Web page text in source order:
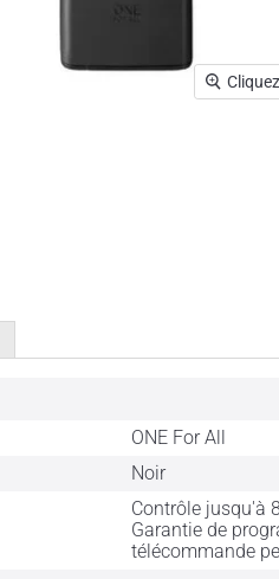
ONE For All
Noir
Contrôle jusqu'à
Garantie de
télécommande